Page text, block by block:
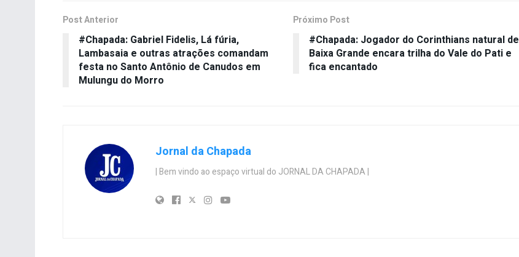
Post Anterior
#Chapada: Gabriel Fidelis, Lá fúria,
Lambasaia e outras atrações comandam
festa no Santo Antônio de Canudos em
Mulungu do Morro
Próximo Post
#Chapada: Jogador do Corinthians natural de
Baixa Grande encara trilha do Vale do Pati e
fica encantado
Jornal da Chapada
| Bem vindo ao espaço virtual do JORNAL DA CHAPADA |